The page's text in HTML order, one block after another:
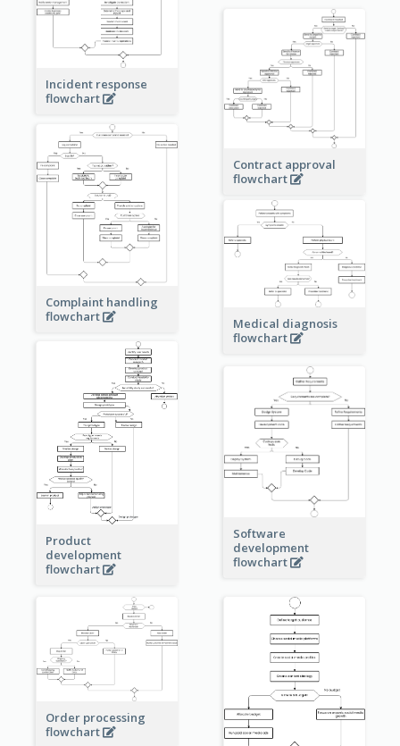
Incident response
flowchart
Contract approval
flowchart
Complaint handling
flowchart
Medical diagnosis
flowchart
Product
development
flowchart
Software
development
flowchart
Order processing
flowchart